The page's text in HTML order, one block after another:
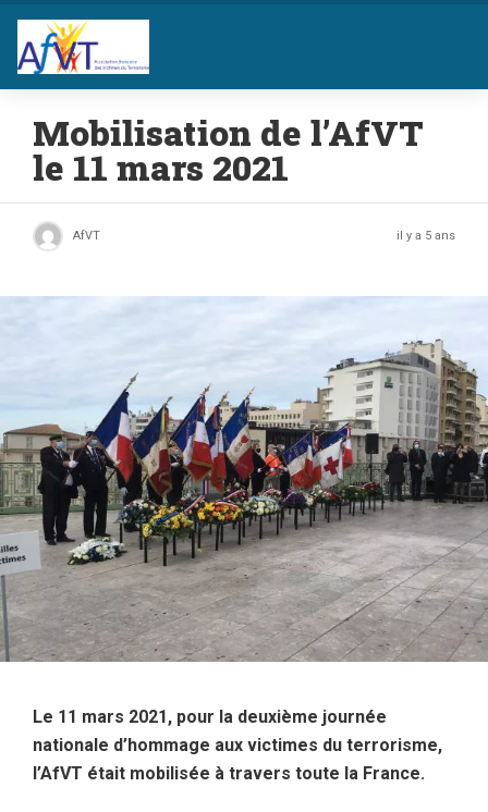
Mobilisation de l’AfVT
le 11 mars 2021
AfVT il y a 5 ans
Le 11 mars 2021, pour la deuxième journée
nationale d’hommage aux victimes du terrorisme,
l’AfVT était mobilisée à travers toute la France.